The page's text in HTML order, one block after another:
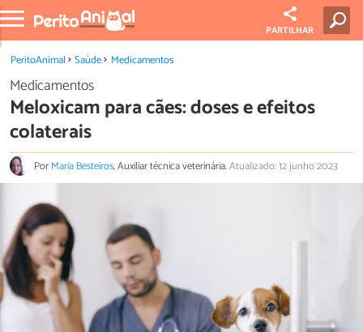
PARTILHAR
PeritoAnimal Saúde Medicamentos
Medicamentos
Meloxicam para cães: doses e efeitos
colaterais
PorMaria Besteiros, Auxiliar técnica veterinária.Atualizado: 12 junho 2023